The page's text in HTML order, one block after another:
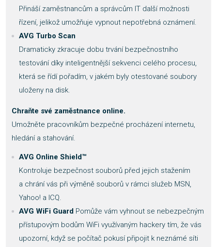
Přináší zaměstnancům a správcům IT další možnosti
řízení, jelikož umožňuje vypnout nepotřebná oznámení.
AVG Turbo Scan
Dramaticky zkracuje dobu trvání bezpečnostního
testování díky inteligentnější sekvenci celého procesu,
která se řídí pořadím, v jakém byly otestované soubory
uloženy na disk.
Chraňte své zaměstnance online.
Umožněte pracovníkům bezpečné procházení internetu,
hledání a stahování.
AVG Online Shield™
Kontroluje bezpečnost souborů před jejich stažením
a chrání vás při výměně souborů v rámci služeb MSN,
Yahoo! a ICQ.
AVG WiFi Guard Pomůže vám vyhnout se nebezpečným
přístupovým bodům WiFi využívaným hackery tím, že vás
upozorní, když se počítač pokusí připojit k neznámé síti